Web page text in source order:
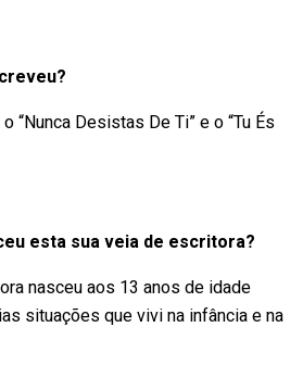
“Nunca Desistas De Ti” e o “Tu És
esta sua veia de escritora?
nasceu aos 13 anos de idade
situações que vivi na infância e na